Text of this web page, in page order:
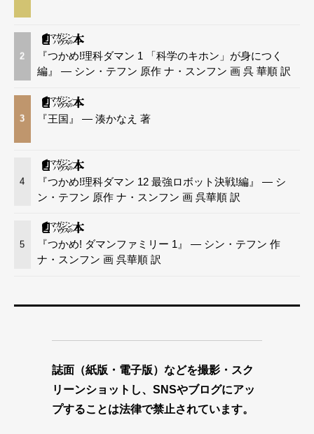
2
『つかめ!理科ダマン 1 「科学のキホン」が身につく
編』 — シン・テフン 原作 ナ・スンフン 画 呉 華順 訳
3 『王国』 — 湊かなえ 著
4
『つかめ!理科ダマン 12 最強ロボット決戦!編』 — シ
ン・テフン 原作 ナ・スンフン 画 呉華順 訳
5
『つかめ! ダマンファミリー 1』 — シン・テフン 作
ナ・スンフン 画 呉華順 訳
誌面（紙版・電子版）などを撮影・スク
リーンショットし、SNSやブログにアッ
プすることは法律で禁止されています。